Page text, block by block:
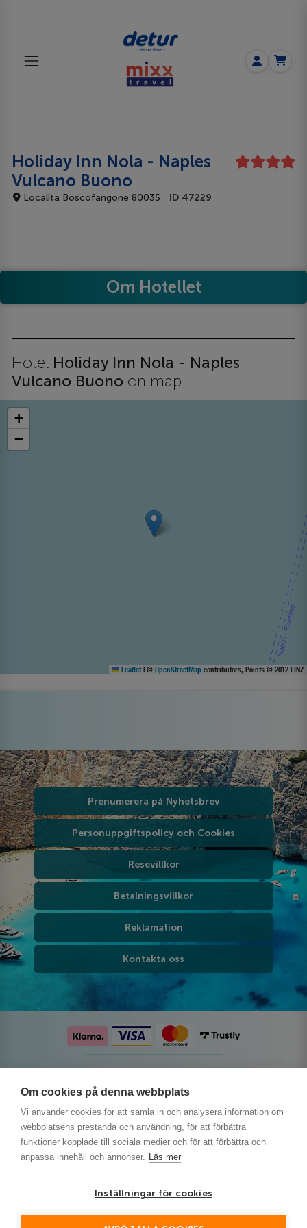
Om cookies på denna webbplats
Vi använder cookies för att samla in och analysera information om
webbplatsens prestanda och användning, för att förbättra
funktioner kopplade till sociala medier och för att förbättra och
anpassa innehåll och annonser. Läs mer
Inställningar för cookies
Holiday Inn Nola - Naples
Vulcano Buono
Localita Boscofangone 80035 ID 47229
Om Hotellet
Hotel Holiday Inn Nola - Naples
Vulcano Buono on map
+
−
Leaflet | © OpenStreetMap contributors, Points © 2012 LINZ
Prenumerera på Nyhetsbrev
Personuppgiftspolicy och Cookies
Resevillkor
Betalningsvillkor
Reklamation
Kontakta oss